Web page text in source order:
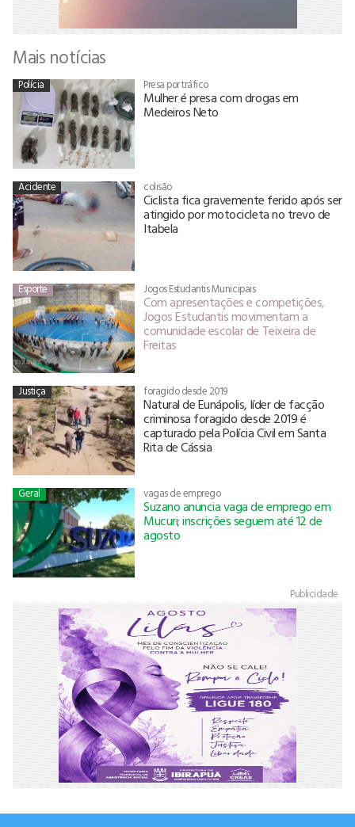
Mais notícias
Polícia Presa por tráfico
Mulher é presa com drogas em
Medeiros Neto
Acidente colisão
Ciclista fica gravemente ferido após ser
atingido por motocicleta no trevo de
Itabela
Esporte Jogos Estudantis Municipais
Com apresentações e competições,
Jogos Estudantis movimentam a
comunidade escolar de Teixeira de
Freitas
Justiça foragido desde 2019
Natural de Eunápolis, líder de facção
criminosa foragido desde 2019 é
capturado pela Polícia Civil em Santa
Rita de Cássia
Geral vagas de emprego
Suzano anuncia vaga de emprego em
Mucuri; inscrições seguem até 12 de
agosto
Publicidade